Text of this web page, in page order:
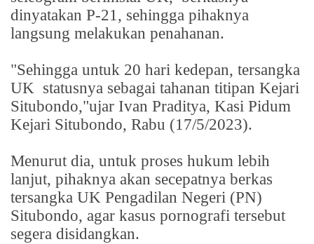
dinyatakan P-21, sehingga pihaknya
langsung melakukan penahanan.
"Sehingga untuk 20 hari kedepan, tersangka
UK statusnya sebagai tahanan titipan Kejari
Situbondo,"ujar Ivan Praditya, Kasi Pidum
Kejari Situbondo, Rabu (17/5/2023).
Menurut dia, untuk proses hukum lebih
lanjut, pihaknya akan secepatnya berkas
tersangka UK Pengadilan Negeri (PN)
Situbondo, agar kasus pornografi tersebut
segera disidangkan.